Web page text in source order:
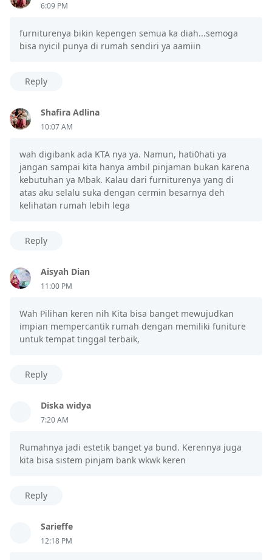
6:09 PM
furniturenya bikin kepengen semua ka diah...semoga
bisa nyicil punya di rumah sendiri ya aamiin
Reply
Shafira Adlina
10:07 AM
wah digibank ada KTA nya ya. Namun, hati0hati ya
jangan sampai kita hanya ambil pinjaman bukan karena
kebutuhan ya Mbak. Kalau dari furniturenya yang di
atas aku selalu suka dengan cermin besarnya deh
kelihatan rumah lebih lega
Reply
Aisyah Dian
11:00 PM
Wah Pilihan keren nih Kita bisa banget mewujudkan
impian mempercantik rumah dengan memiliki funiture
untuk tempat tinggal terbaik,
Reply
Diska widya
7:20 AM
Rumahnya jadi estetik banget ya bund. Kerennya juga
kita bisa sistem pinjam bank wkwk keren
Reply
Sarieffe
12:18 PM